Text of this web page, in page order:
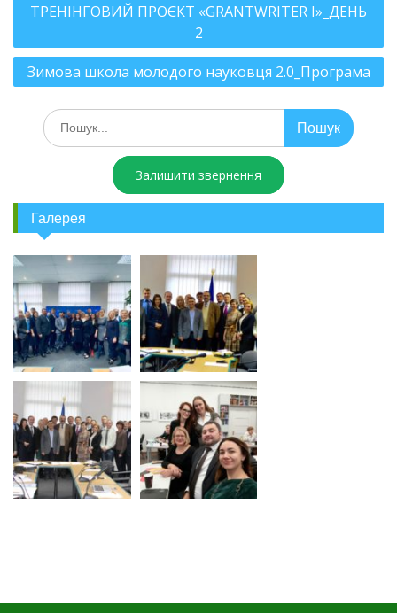
ТРЕНІНГОВИЙ ПРОЄКТ «GRANTWRITER I»_ДЕНЬ
2
Зимова школа молодого науковця 2.0_Програма
Залишити звернення
Галерея